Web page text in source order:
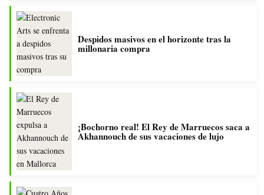
Despidos masivos en el horizonte tras la
millonaria compra
¡Bochorno real! El Rey de Marruecos saca a
Akhannouch de sus vacaciones de lujo